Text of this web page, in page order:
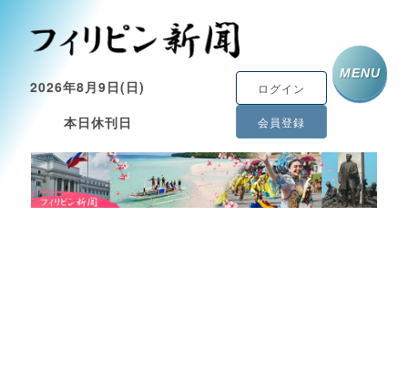
2026年8月9日(日)
本日休刊日
ログイン
会員登録
MENU